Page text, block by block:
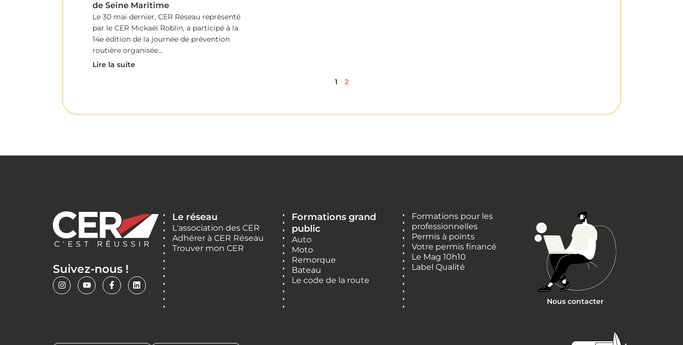
de Seine Maritime
Le 30 mai dernier, CER Réseau représenté
par le CER Mickaël Roblin, a participé à la
14e édition de la journée de prévention
routière organisée...
Lire la suite
1
2
Suivez-nous !
Le réseau
L'association des CER
Adhérer à CER Réseau
Trouver mon CER
Formations grand
public
Auto
Moto
Remorque
Bateau
Le code de la route
Formations pour les
professionnelles
Permis à points
Votre permis financé
Le Mag 10h10
Label Qualité
Nous contacter